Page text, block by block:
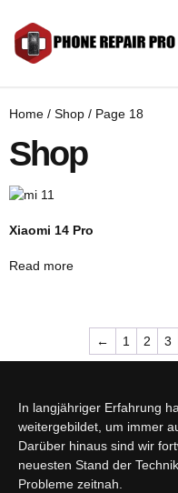
Home / Shop / Page 18
Shop
Xiaomi 14 Pro
Read more
← 1 2 3
In langjähriger Erfahrung
weitergebildet, um immer
Darüber hinaus sind wir
neuesten Stand der
Probleme zeitnah.